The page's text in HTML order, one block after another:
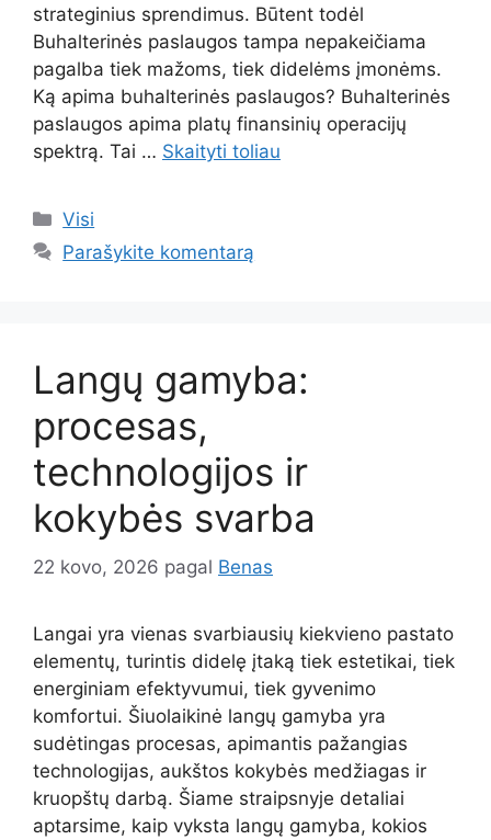
strateginius sprendimus. Būtent todėl
Buhalterinės paslaugos tampa nepakeičiama
pagalba tiek mažoms, tiek didelėms įmonėms.
Ką apima buhalterinės paslaugos? Buhalterinės
paslaugos apima platų finansinių operacijų
spektrą. Tai … Skaityti toliau
Kategorijos
Visi
Parašykite komentarą
Langų gamyba:
procesas,
technologijos ir
kokybės svarba
22 kovo, 2026 pagal Benas
Langai yra vienas svarbiausių kiekvieno pastato
elementų, turintis didelę įtaką tiek estetikai, tiek
energiniam efektyvumui, tiek gyvenimo
komfortui. Šiuolaikinė langų gamyba yra
sudėtingas procesas, apimantis pažangias
technologijas, aukštos kokybės medžiagas ir
kruopštų darbą. Šiame straipsnyje detaliai
aptarsime, kaip vyksta langų gamyba, kokios